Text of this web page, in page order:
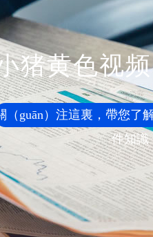
猪黄色视
（guān）注這裏，帶您了
件知識